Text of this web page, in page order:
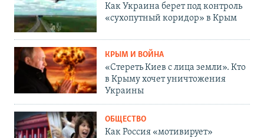
Как Украина берет под контроль
«сухопутный коридор» в Крым
КРЫМ И ВОЙНА
«Стереть Киев с лица земли». Кто
в Крыму хочет уничтожения
Украины
ОБЩЕСТВО
Как Россия «мотивирует»